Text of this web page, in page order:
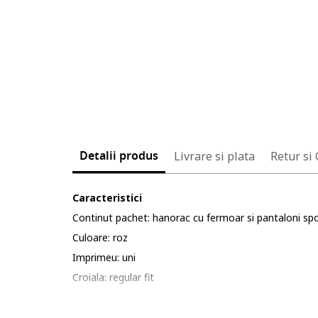
Detalii produs Livrare si plata Retur si
Caracteristici
Continut pachet: hanorac cu fermoar si pantaloni
Culoare: roz
Imprimeu: uni
Croiala: regular fit